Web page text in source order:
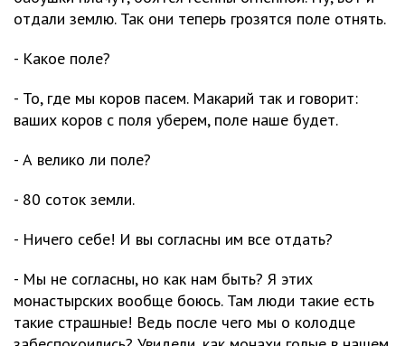
отдали землю. Так они теперь грозятся поле отнять.
- Какое поле?
- То, где мы коров пасем. Макарий так и говорит:
ваших коров с поля уберем, поле наше будет.
- А велико ли поле?
- 80 соток земли.
- Ничего себе! И вы согласны им все отдать?
- Мы не согласны, но как нам быть? Я этих
монастырских вообще боюсь. Там люди такие есть
такие страшные! Ведь после чего мы о колодце